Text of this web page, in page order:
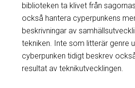
biblioteken ta klivet från
också hantera cyperpunkens
beskrivningar av
tekniken. Inte som litterär genre
cyberpunken tidigt beskrev
resultat av teknikutvecklingen.